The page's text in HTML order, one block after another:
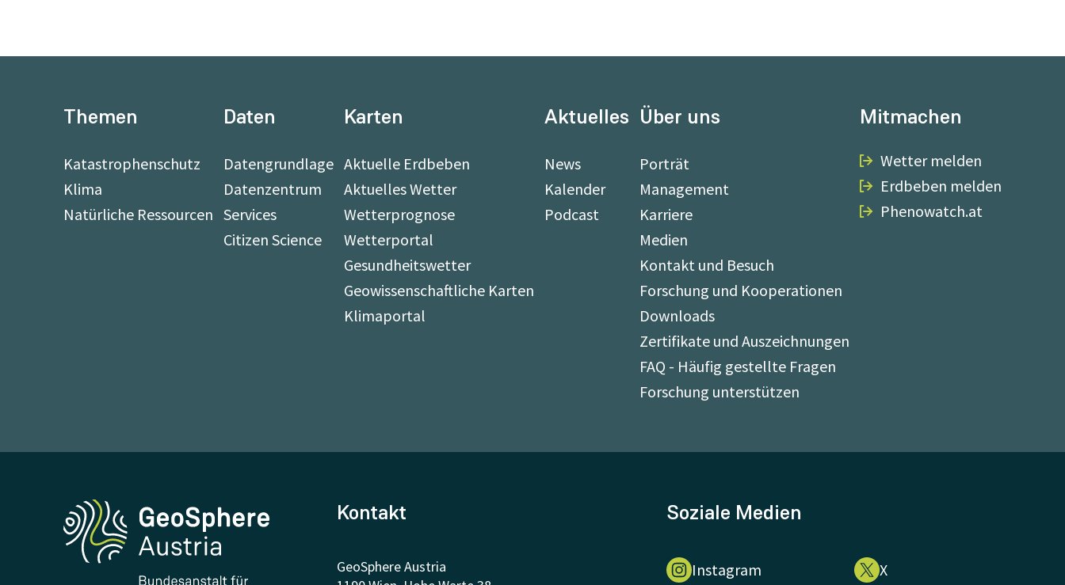
Themen
Katastrophenschutz
Klima
Natürliche Ressourcen
Daten
Datengrundlage
Datenzentrum
Services
Citizen Science
Karten
Aktuelle Erdbeben
Aktuelles Wetter
Wetterprognose
Wetterportal
Gesundheitswetter
Geowissenschaftliche Karten
Klimaportal
Aktuelles
News
Kalender
Podcast
Über uns
Porträt
Management
Karriere
Medien
Kontakt und Besuch
Forschung und Kooperationen
Downloads
Zertifikate und Auszeichnungen
FAQ - Häufig gestellte Fragen
Forschung unterstützen
Mitmachen
Wetter melden
Erdbeben melden
Phenowatch.at
Kontakt
GeoSphere Austria
Soziale Medien
Instagram X